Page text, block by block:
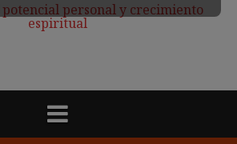
personal y crecimiento
espiritual